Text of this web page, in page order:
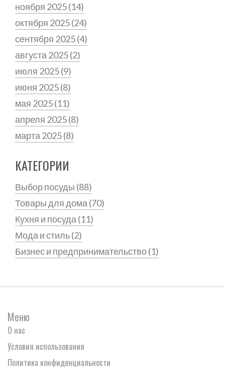
ноября 2025(14)
октября 2025(24)
сентября 2025(4)
августа 2025(2)
июля 2025(9)
июня 2025(8)
мая 2025(11)
апреля 2025(8)
марта 2025(8)
КАТЕГОРИИ
Выбор посуды (88)
Товары для дома (70)
Кухня и посуда (11)
Мода и стиль(2)
Бизнес и предпринимательство(1)
Меню
О нас
Условия использования
Политика конфиденциальности